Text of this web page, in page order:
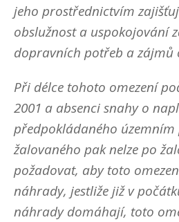
jeho prostřednictvím
obslužnost a uspokojování
dopravních potřeb a zájmů
Při délce tohoto omezení
2001 a absenci snahy o
předpokládaného územním
žalovaného pak nelze po
požadovat, aby toto
náhrady, jestliže již v
náhrady domáhají, toto